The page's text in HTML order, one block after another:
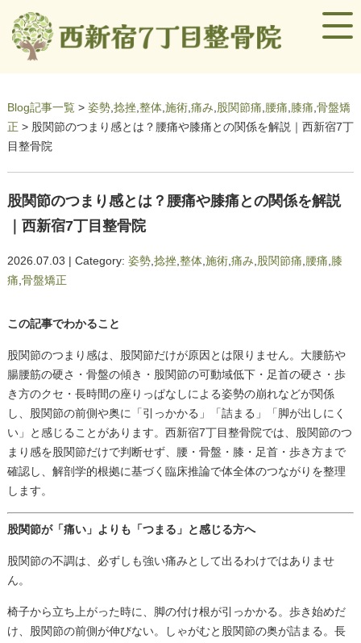
Blog記事一覧> 姿勢, 捻挫 整体, 施術, 痛み 股関節痛 腰痛 膝痛 骨盤矯
正 > 股関節のつまり感とは？腰痛や膝痛との関係を解説｜西新宿7丁
目整骨院
股関節のつまり感とは？腰痛や膝痛との関係を解説
｜西新宿7丁目整骨院
2026.07.03 | Category: 姿勢, 捻挫 整体, 施術, 痛み 股関節痛 腰痛 膝
痛 骨盤矯正
この記事でわかること
股関節のつまり感は、股関節だけが原因とは限りません。大腰筋や
腸腰筋の硬さ・骨盤の傾き・股関節の可動域低下・足首の硬さ・歩
き方のクセ・長時間の座りっぱなしによる姿勢の崩れなどが関係
し、股関節の前側や奥に「引っかかる」「詰まる」「脚が出しにく
い」と感じることがあります。西新宿7丁目整骨院では、股関節のつ
まり感を股関節だけで判断せず、腰・骨盤・膝・足首・歩き方まで
確認し、解剖学的根拠に基づく臨床推論で体全体のつながりを整理
します。
股関節が「痛い」よりも「つまる」と感じる方へ
股関節の不調は、必ずしも強い痛みとして出るわけではありませ
ん。
椅子から立ち上がった時に、脚の付け根が引っかかる。歩き始めだ
け、股関節の前側が伸びない。しゃがむと股関節の奥が詰まる。長